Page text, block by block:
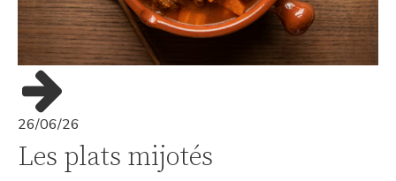
26/06/26
Les plats mijotés